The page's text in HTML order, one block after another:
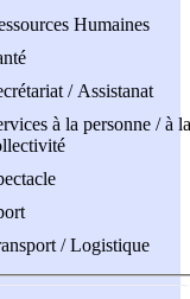
Humaines
/ Assistanat
à la personne / à la
/ Logistique